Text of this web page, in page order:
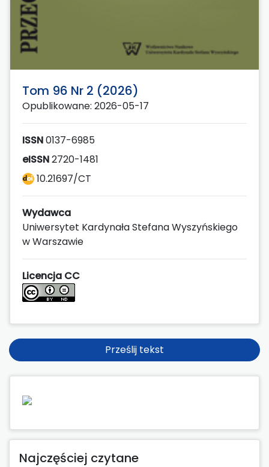
Tom 96 Nr 2 (2026)
Opublikowane: 2026-05-17
ISSN0137-6985
eISSN2720-1481
10.21697/CT
Wydawca
Uniwersytet Kardynała Stefana Wyszyńskiego
w Warszawie
Licencja CC
Prześlij tekst
Najczęściej czytane